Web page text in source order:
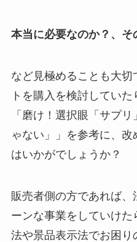
本当に必要なのか？、そ
など見極めることも大
トを購入を検討してい
「磨け！選択眼「サプ
ゃない」」を参考に、
はいかがでしょうか？
販売者側の方であれば、
ーンな事業をしていけ
法や景品表示法でお困り